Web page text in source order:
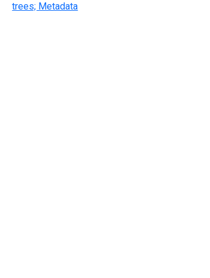
trees; Metadata